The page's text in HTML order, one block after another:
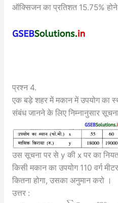
ऑक्सिजन का प्रतिशत 15.75%
प्रश्न 4.
एक बड़े शहर में मकान में उपयोग का
संबंध जानने के लिए निम्नानुसार
उस सूचना पर से y की x पर का
किसी मकान का उपयोग 110 वर्ग
कितना होगा, उसका अनुमान करो ।
उत्तर :